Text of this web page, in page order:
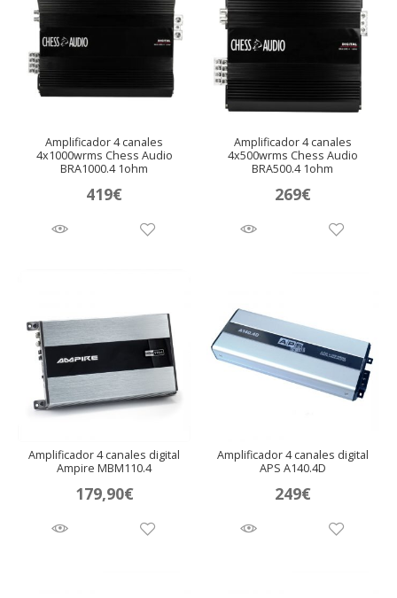
Amplificador 4 canales
4x1000wrms Chess Audio
BRA1000.4 1ohm
419€
Amplificador 4 canales
4x500wrms Chess Audio
BRA500.4 1ohm
269€
Amplificador 4 canales digital
Ampire MBM110.4
179,90€
Amplificador 4 canales digital
APS A140.4D
249€